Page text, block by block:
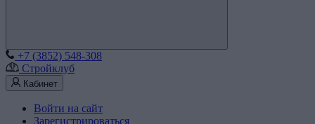
+7 (3852) 548-308
Стройклуб
Кабинет
Войти на сайт
Зарегистрироваться